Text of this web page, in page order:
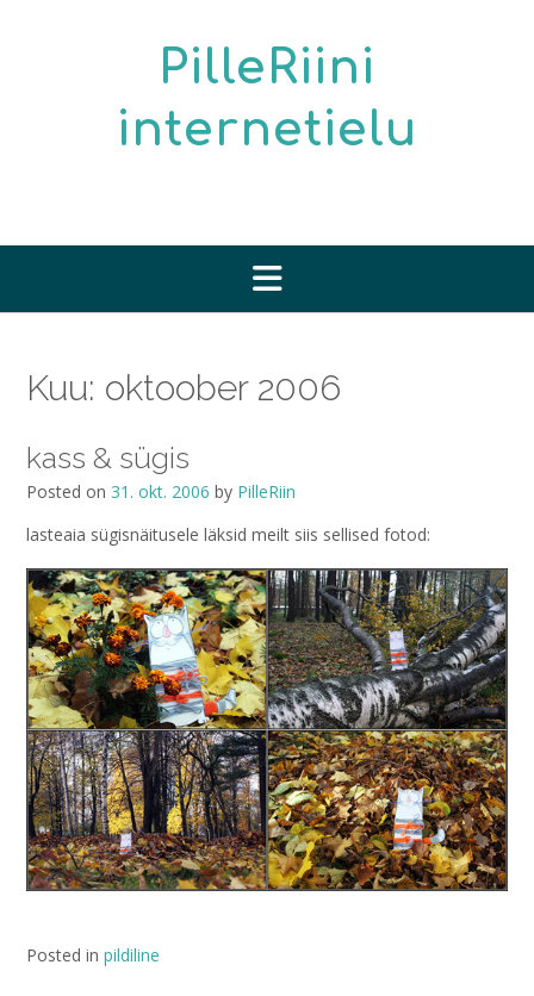
PilleRiini
internetielu
Kuu: oktoober 2006
kass & sügis
Posted on 31. okt. 2006 by PilleRiin
lasteaia sügisnäitusele läksid meilt siis sellised fotod:
Posted in pildiline